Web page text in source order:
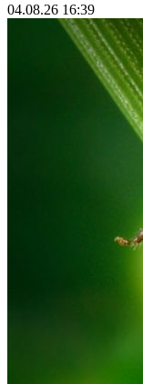
04.08.26 16:39